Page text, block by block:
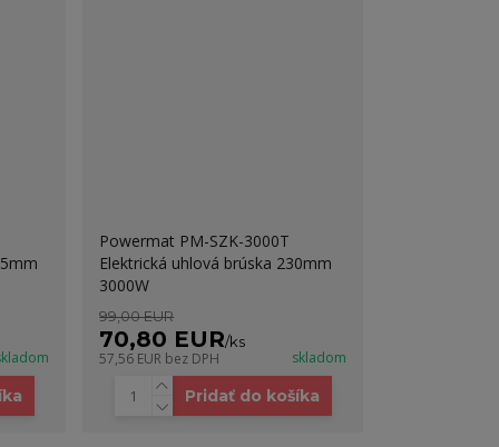
Powermat PM-SZK-3000T
Elektrická uhlová brúska 230mm
3000W
99,00 EUR
70,80 EUR/ks
57,56 EUR bez DPH skladom
Pridať do košíka